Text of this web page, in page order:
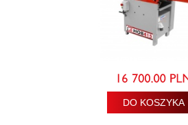
DO KOSZYKA